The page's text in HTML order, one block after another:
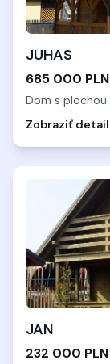
JUHAS
685 000 PLN
Zobraziť detail
JAN
232 000 PLN